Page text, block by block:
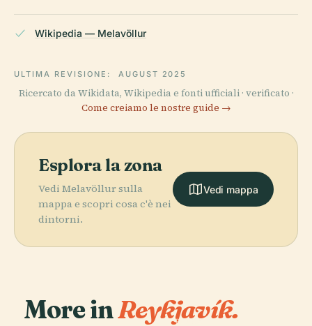
Wikipedia — Melavöllur
ULTIMA REVISIONE: AUGUST 2025
Ricercato da Wikidata, Wikipedia e fonti ufficiali · verificato ·
Come creiamo le nostre guide →
Esplora la zona
Vedi Melavöllur sulla
mappa e scopri cosa c'è nei
dintorni.
Vedi mappa
More inReykjavík.
PLACE